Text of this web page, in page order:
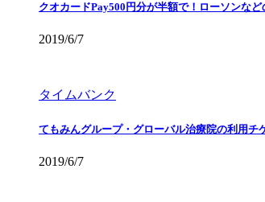
クオカードPay500円分が半額で！ローソンな
2019/6/7
タイムバンク
てもみんグループ・グローバル治療院の利用チ
2019/6/7